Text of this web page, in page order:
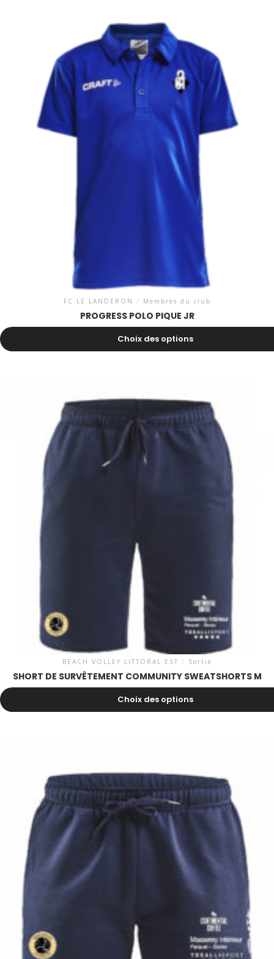
FC LE LANDERON / Membres du club
PROGRESS POLO PIQUE JR
29.00
Choix des options
BEACH VOLLEY LITTORAL EST / Sortie
SHORT DE SURVÊTEMENT COMMUNITY SWEATSHORTS M
43.00
Choix des options